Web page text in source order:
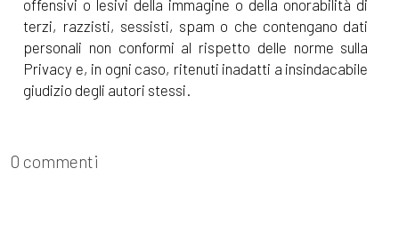
offensivi o lesivi della immagine o della onorabilità di
terzi, razzisti, sessisti, spam o che contengano dati
personali non conformi al rispetto delle norme sulla
Privacy e, in ogni caso, ritenuti inadatti a insindacabile
giudizio degli autori stessi.
0 commenti